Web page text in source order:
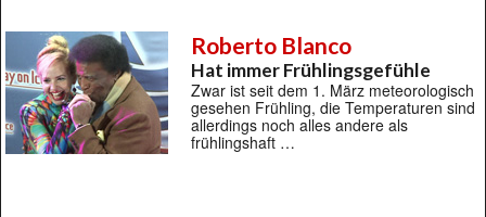
Roberto Blanco
Hat immer Frühlingsgefühle
Zwar ist seit dem 1. März meteorologisch
gesehen Frühling, die Temperaturen sind
allerdings noch alles andere als
frühlingshaft …